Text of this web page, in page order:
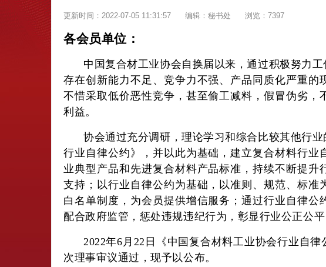
更新时间：2022-07-05 11:31:57 编辑：秘书处 浏览：7397
各会员单位：
中国复合材工业协会自换届以来，通过积极努力
存在创新能力不足、竞争力不强、产品同质化严重的
不惜采取低价恶性竞争，甚至偷工减料，假冒伪劣，
利益。
协会通过充分调研，理论学习和综合比较其他行
行业自律公约》，并以此为基础，建立复合材料行业
业典型产品和先进复合材料产品标准，持续不断提升
支持；以行业自律公约为基础，以准则、规范、标准
白名单制度，为会员提供增信服务；通过行业自律公
配合政府监管，惩处违规违纪行为，彰显行业公正公
2022年6月22日《中国复合材料工业协会行业自
次理事审议通过，现予以公布。